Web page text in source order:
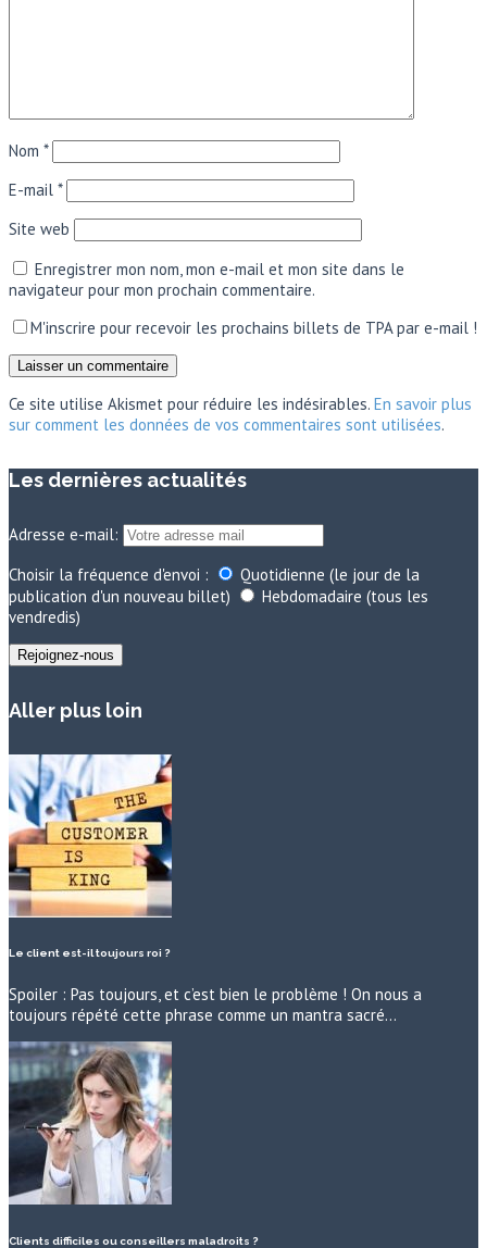
Nom *
E-mail *
Site web
Enregistrer mon nom, mon e-mail et mon site dans le
navigateur pour mon prochain commentaire.
M'inscrire pour recevoir les prochains billets de TPA par e-mail !
Ce site utilise Akismet pour réduire les indésirables. En savoir plus
sur comment les données de vos commentaires sont utilisées.
Les dernières actualités
Adresse e-mail:
Choisir la fréquence d'envoi :
Quotidienne (le jour de la
publication d'un nouveau billet)
Hebdomadaire (tous les
vendredis)
Aller plus loin
Le client est-il toujours roi ?
Spoiler : Pas toujours, et c’est bien le problème ! On nous a
toujours répété cette phrase comme un mantra sacré…
Clients difficiles ou conseillers maladroits ?